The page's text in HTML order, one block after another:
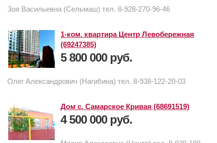
Зоя Васильевна (Сельмаш) тел. 8-928-270-96-46
1-ком. квартира Центр Левобережная
(69247385)
5 800 000 руб.
Олег Александрович (Нагибина) тел. 8-938-122-20-03
Дом с. Самарское Кривая (68691519)
4 500 000 руб.